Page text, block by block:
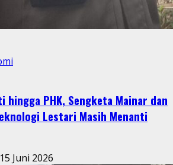
hingga PHK, Sengketa Mainar dan
Lestari Masih Menanti
15 Juni 2026